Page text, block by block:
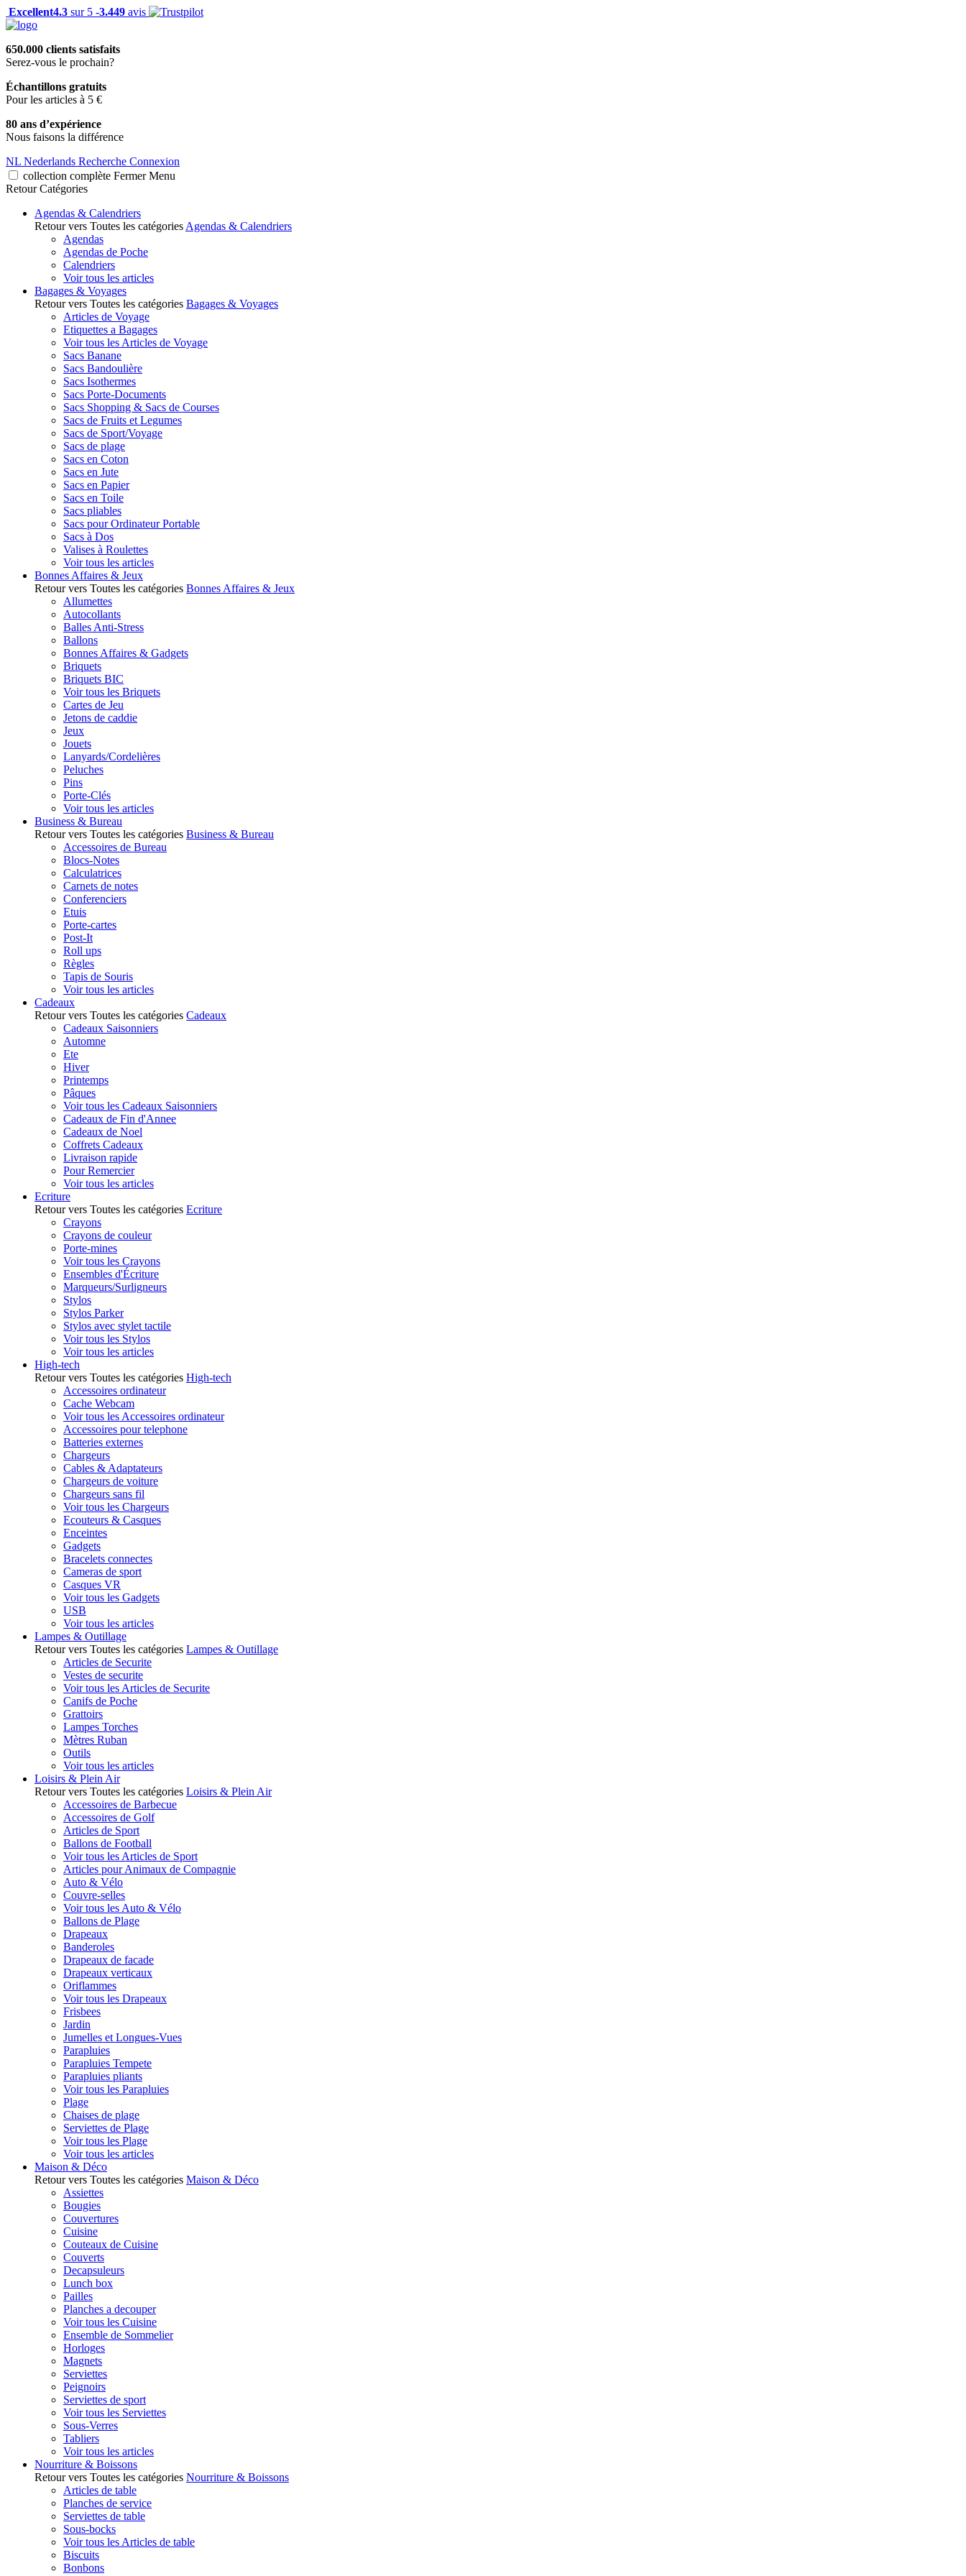
Excellent4.3 sur 5 -3.449 avis
650.000 clients satisfaits
Serez-vous le prochain?
Échantillons gratuits
Pour les articles à 5 €
80 ans d’expérience
Nous faisons la différence
NL Nederlands Recherche Connexion
collection complète Fermer Menu
Retour Catégories
Agendas & Calendriers
Retour vers Toutes les catégories Agendas & Calendriers
Agendas
Agendas de Poche
Calendriers
Voir tous les articles
Bagages & Voyages
Retour vers Toutes les catégories Bagages & Voyages
Articles de Voyage
Etiquettes a Bagages
Voir tous les Articles de Voyage
Sacs Banane
Sacs Bandoulière
Sacs Isothermes
Sacs Porte-Documents
Sacs Shopping & Sacs de Courses
Sacs de Fruits et Legumes
Sacs de Sport/Voyage
Sacs de plage
Sacs en Coton
Sacs en Jute
Sacs en Papier
Sacs en Toile
Sacs pliables
Sacs pour Ordinateur Portable
Sacs à Dos
Valises à Roulettes
Voir tous les articles
Bonnes Affaires & Jeux
Retour vers Toutes les catégories Bonnes Affaires & Jeux
Allumettes
Autocollants
Balles Anti-Stress
Ballons
Bonnes Affaires & Gadgets
Briquets
Briquets BIC
Voir tous les Briquets
Cartes de Jeu
Jetons de caddie
Jeux
Jouets
Lanyards/Cordelières
Peluches
Pins
Porte-Clés
Voir tous les articles
Business & Bureau
Retour vers Toutes les catégories Business & Bureau
Accessoires de Bureau
Blocs-Notes
Calculatrices
Carnets de notes
Conferenciers
Etuis
Porte-cartes
Post-It
Roll ups
Règles
Tapis de Souris
Voir tous les articles
Cadeaux
Retour vers Toutes les catégories Cadeaux
Cadeaux Saisonniers
Automne
Ete
Hiver
Printemps
Pâques
Voir tous les Cadeaux Saisonniers
Cadeaux de Fin d'Annee
Cadeaux de Noel
Coffrets Cadeaux
Livraison rapide
Pour Remercier
Voir tous les articles
Ecriture
Retour vers Toutes les catégories Ecriture
Crayons
Crayons de couleur
Porte-mines
Voir tous les Crayons
Ensembles d'Écriture
Marqueurs/Surligneurs
Stylos
Stylos Parker
Stylos avec stylet tactile
Voir tous les Stylos
Voir tous les articles
High-tech
Retour vers Toutes les catégories High-tech
Accessoires ordinateur
Cache Webcam
Voir tous les Accessoires ordinateur
Accessoires pour telephone
Batteries externes
Chargeurs
Cables & Adaptateurs
Chargeurs de voiture
Chargeurs sans fil
Voir tous les Chargeurs
Ecouteurs & Casques
Enceintes
Gadgets
Bracelets connectes
Cameras de sport
Casques VR
Voir tous les Gadgets
USB
Voir tous les articles
Lampes & Outillage
Retour vers Toutes les catégories Lampes & Outillage
Articles de Securite
Vestes de securite
Voir tous les Articles de Securite
Canifs de Poche
Grattoirs
Lampes Torches
Mètres Ruban
Outils
Voir tous les articles
Loisirs & Plein Air
Retour vers Toutes les catégories Loisirs & Plein Air
Accessoires de Barbecue
Accessoires de Golf
Articles de Sport
Ballons de Football
Voir tous les Articles de Sport
Articles pour Animaux de Compagnie
Auto & Vélo
Couvre-selles
Voir tous les Auto & Vélo
Ballons de Plage
Drapeaux
Banderoles
Drapeaux de facade
Drapeaux verticaux
Oriflammes
Voir tous les Drapeaux
Frisbees
Jardin
Jumelles et Longues-Vues
Parapluies
Parapluies Tempete
Parapluies pliants
Voir tous les Parapluies
Plage
Chaises de plage
Serviettes de Plage
Voir tous les Plage
Voir tous les articles
Maison & Déco
Retour vers Toutes les catégories Maison & Déco
Assiettes
Bougies
Couvertures
Cuisine
Couteaux de Cuisine
Couverts
Decapsuleurs
Lunch box
Pailles
Planches a decouper
Voir tous les Cuisine
Ensemble de Sommelier
Horloges
Magnets
Serviettes
Peignoirs
Serviettes de sport
Voir tous les Serviettes
Sous-Verres
Tabliers
Voir tous les articles
Nourriture & Boissons
Retour vers Toutes les catégories Nourriture & Boissons
Articles de table
Planches de service
Serviettes de table
Sous-bocks
Voir tous les Articles de table
Biscuits
Bonbons